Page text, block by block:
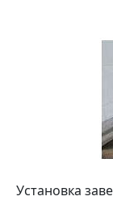
Установка